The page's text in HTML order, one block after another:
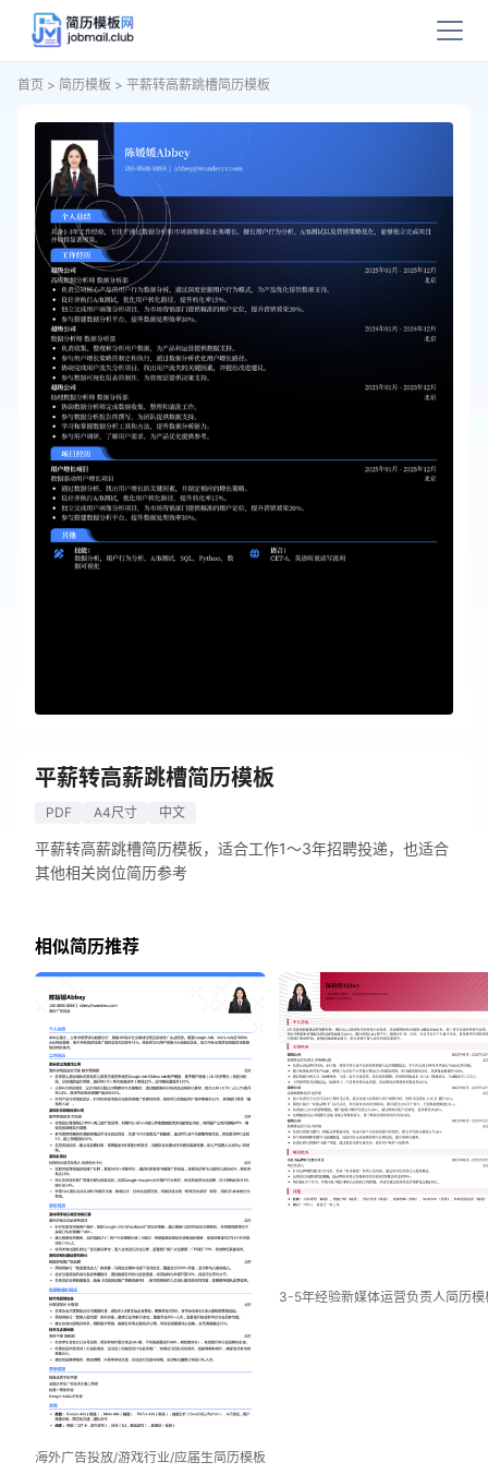
首页 > 简历模板 > 平薪转高薪跳槽简历模板
平薪转高薪跳槽简历模板
PDF A4尺寸 中文
平薪转高薪跳槽简历模板，适合工作1～3年招聘投递，也适合
其他相关岗位简历参考
相似简历推荐
海外广告投放/游戏行业/应届生简历模板
3-5年经验新媒体运营负责人简历模